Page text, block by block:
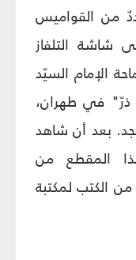
من القواميس
شاشة التلفاز
الإمام السيّد
في طهران،
بعد أن شاهد
المقطع من
الكتب لمكتبة